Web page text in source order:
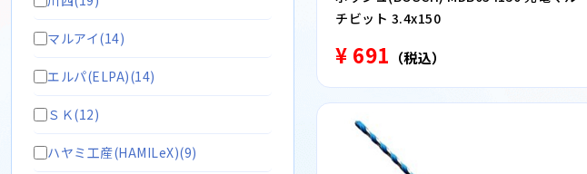
マルアイ(14)
エルパ(ELPA)(14)
ＳＫ(12)
ハヤミ工産(HAMILeX)(9)
チビット 3.4x150
¥ 691 （税込）